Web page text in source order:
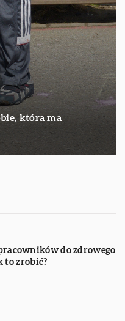
która ma
do zdrowego
to zrobić?